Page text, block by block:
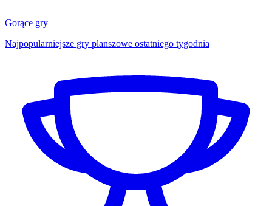
Gorące gry
Najpopularniejsze gry planszowe ostatniego tygodnia